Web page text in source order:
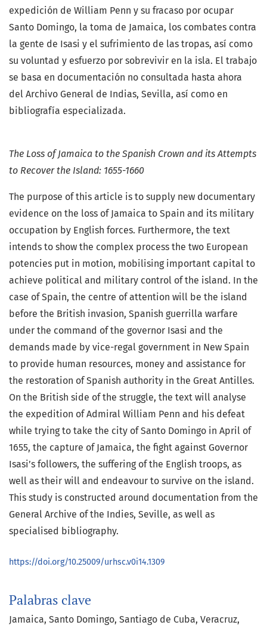
Palabras clave
Jamaica Santo Domingo Santiago de Cuba Veracruz
expedición de William Penn y su fracaso por ocupar
Santo Domingo, la toma de Jamaica, los combates contra
la gente de Isasi y el sufrimiento de las tropas, así como
su voluntad y esfuerzo por sobrevivir en la isla. El trabajo
se basa en documentación no consultada hasta ahora
del Archivo General de Indias, Sevilla, así como en
bibliografía especializada.
The Loss of Jamaica to the Spanish Crown and its Attempts
to Recover the Island: 1655-1660
The purpose of this article is to supply new documentary
evidence on the loss of Jamaica to Spain and its military
occupation by English forces. Furthermore, the text
intends to show the complex process the two European
potencies put in motion, mobilising important capital to
achieve political and military control of the island. In the
case of Spain, the centre of attention will be the island
before the British invasion, Spanish guerrilla warfare
under the command of the governor Isasi and the
demands made by vice-regal government in New Spain
to provide human resources, money and assistance for
the restoration of Spanish authority in the Great Antilles.
On the British side of the struggle, the text will analyse
the expedition of Admiral William Penn and his defeat
while trying to take the city of Santo Domingo in April of
1655, the capture of Jamaica, the fight against Governor
Isasi’s followers, the suffering of the English troops, as
well as their will and endeavour to survive on the island.
This study is constructed around documentation from the
General Archive of the Indies, Seville, as well as
specialised bibliography.
https://doi.org/10.25009/urhsc.v0i14.1309